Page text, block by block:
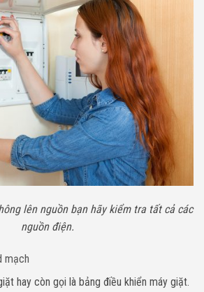
lên nguồn bạn hãy kiểm tra tất cả các
nguồn điện.
mạch
hay còn gọi là bảng điều khiển máy giặt.